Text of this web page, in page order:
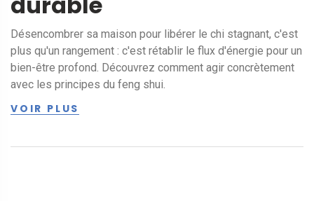
Désencombrer sa maison pour libérer le chi stagnant, c'est
plus qu'un rangement : c'est rétablir le flux d'énergie pour un
bien-être profond. Découvrez comment agir concrètement
avec les principes du feng shui.
VOIR PLUS